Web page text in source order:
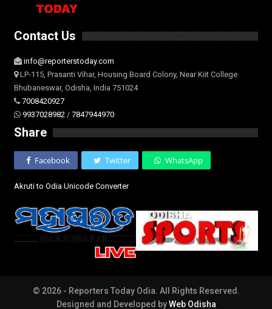
Contact Us
info@reporterstoday.com
LP-115, Prasanti Vihar, Housing Board Colony, Near Kiit College
Bhubaneswar, Odisha, India 751024
7008420927
9937028982 / 7847944970
Share
Facebook Twitter WhatsApp
Akruti to Odia Unicode Converter
© 2026 - Reporters Today Odia. All Rights Reserved.
Designed and Developed byWeb Odisha